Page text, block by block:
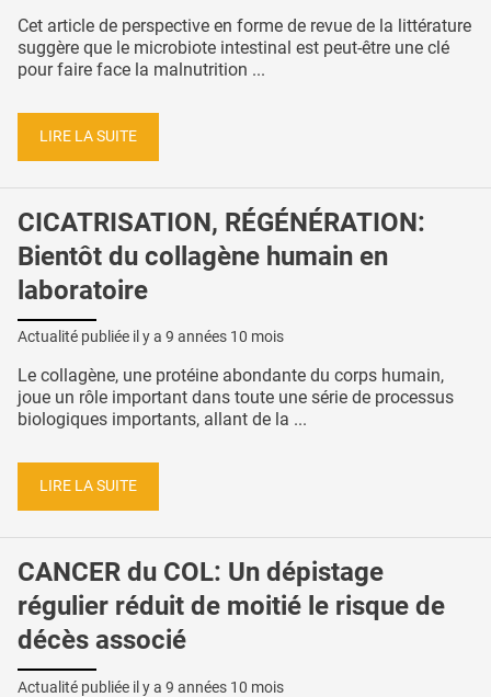
Cet article de perspective en forme de revue de la littérature
suggère que le microbiote intestinal est peut-être une clé
pour faire face la malnutrition ...
LIRE LA SUITE
CICATRISATION, RÉGÉNÉRATION:
Bientôt du collagène humain en
laboratoire
Actualité publiée il y a 9 années 10 mois
Le collagène, une protéine abondante du corps humain,
joue un rôle important dans toute une série de processus
biologiques importants, allant de la ...
LIRE LA SUITE
CANCER du COL: Un dépistage
régulier réduit de moitié le risque de
décès associé
Actualité publiée il y a 9 années 10 mois